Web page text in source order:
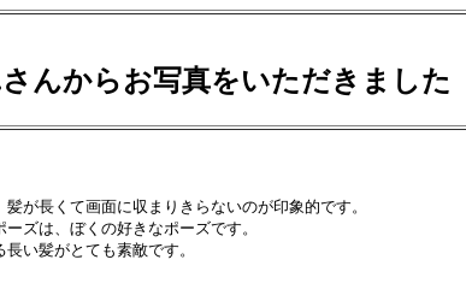
さんからお写真をいただきました
が長くて画面に収まりきらないのが印象的です。
ズは、ぼくの好きなポーズです。
い髪がとても素敵です。